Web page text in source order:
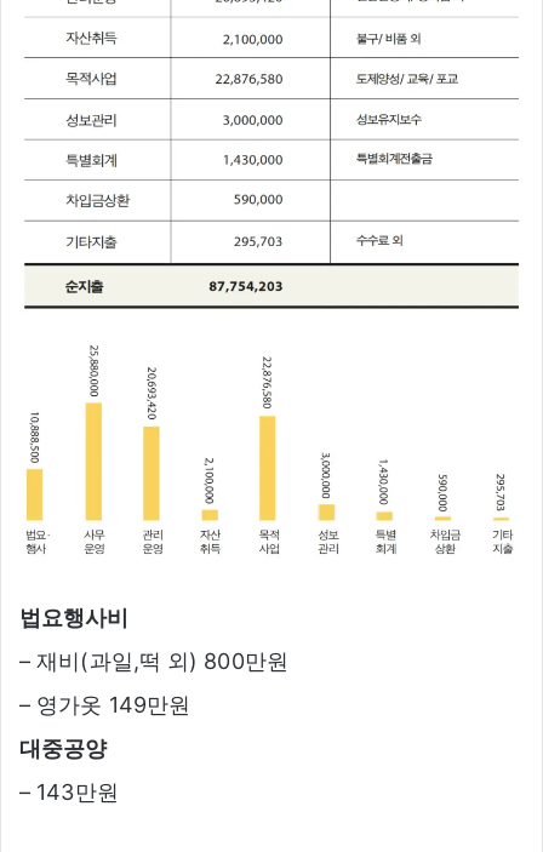
법요행사비
– 재비(과일,떡 외) 800만원
– 영가옷 149만원
대중공양
– 143만원